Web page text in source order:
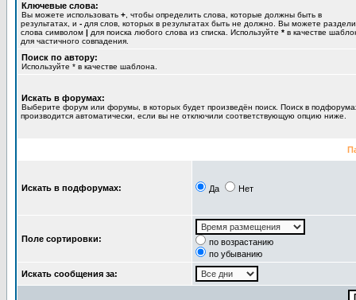
Ключевые слова:
Вы можете использовать + , чтобы определить слова, которые должны быть в
результатах, и - для слов, которых в результатах быть не должно. Вы можете
слова символом | для поиска любого слова из списка. Используйте * в качестве
для частичного совпадения.
Поиск по автору:
Используйте * в качестве шаблона.
Искать в форумах:
Выберите форум или форумы, в которых будет произведён поиск. Поиск в
производится автоматически, если вы не отключили соответствующую опцию ниже.
Искать в подфорумах: Да Нет
Поле сортировки:
по возрастанию
по убыванию
Искать сообщения за: